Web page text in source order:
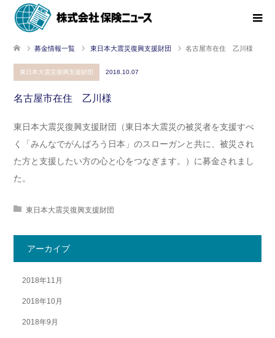
募金情報一覧 東日本大震災復興支援財団 名古屋市在住 乙川様
東日本大震災復興支援財団 2018.10.07
名古屋市在住 乙川様
東日本大震災復興支援財団（東日本大震災の被災者を支援すべ
く「みんなでがんばろう日本」のスローガンと共に、被災され
た方と支援したい方の心と心をつなぎます。）に募金されまし
た。
東日本大震災復興支援財団
アーカイブ
2018年11月
2018年10月
2018年9月